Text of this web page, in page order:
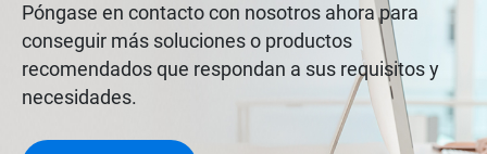
Póngase en contacto con nosotros ahora para
conseguir más soluciones o productos
recomendados que respondan a sus requisitos y
necesidades.